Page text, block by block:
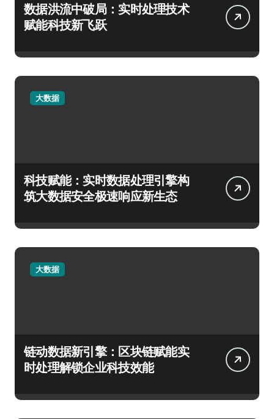
数据洪流中破局：实时处理技术
赋能科技新飞跃
大数据
科技赋能：实时数据处理引擎构
筑大数据安全极速响应新生态
大数据
链动数据新引擎：区块链赋能实
时处理解锁企业科技效能